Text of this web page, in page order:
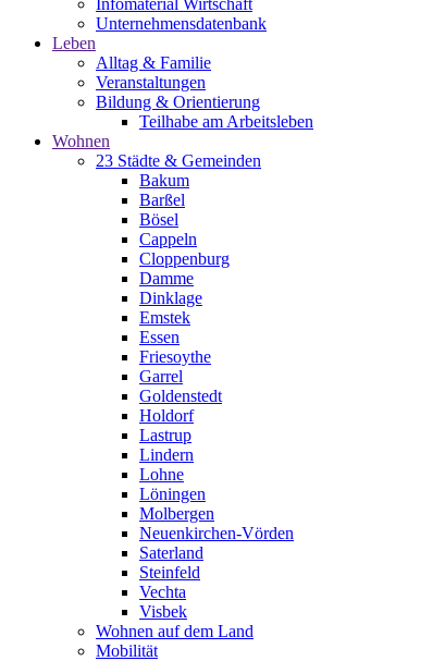
Infomaterial Wirtschaft
Unternehmensdatenbank
Leben
Alltag & Familie
Veranstaltungen
Bildung & Orientierung
Teilhabe am Arbeitsleben
Wohnen
23 Städte & Gemeinden
Bakum
Barßel
Bösel
Cappeln
Cloppenburg
Damme
Dinklage
Emstek
Essen
Friesoythe
Garrel
Goldenstedt
Holdorf
Lastrup
Lindern
Lohne
Löningen
Molbergen
Neuenkirchen-Vörden
Saterland
Steinfeld
Vechta
Visbek
Wohnen auf dem Land
Mobilität